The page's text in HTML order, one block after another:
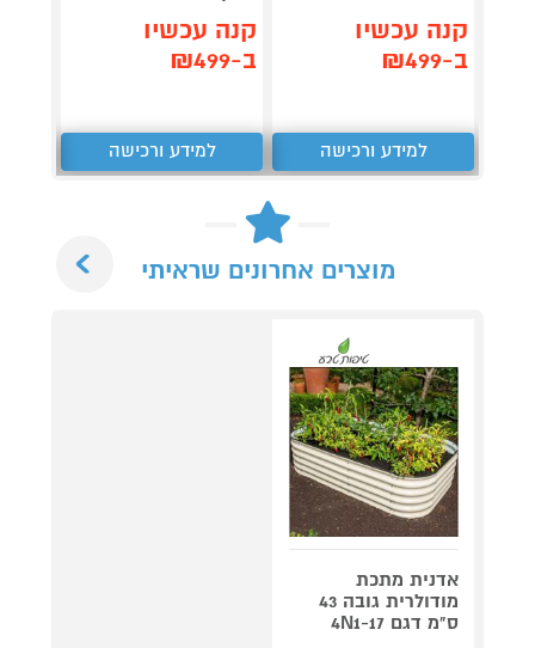
קנה עכשיו
ב-₪499
למידע ורכישה
קנה עכשיו
ב-₪499
למידע ורכישה
מוצרים אחרונים שראיתי
אדנית מתכת
מודולרית גובה 43
ס"מ דגם 4N1-17